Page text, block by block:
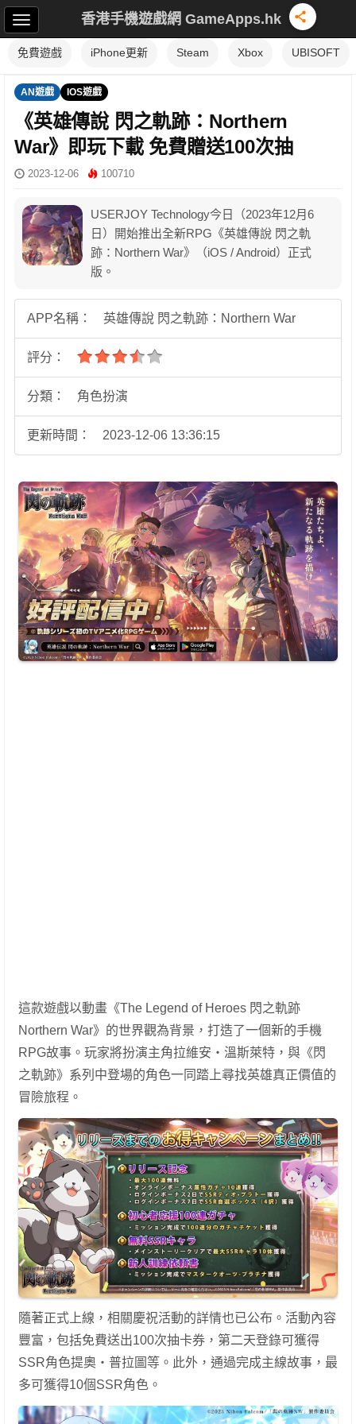
香港手機遊戲網 GameApps.hk
免費遊戲 iPhone更新 Steam Xbox UBISOFT
AN遊戲 IOS遊戲
《英雄傳說 閃之軌跡：Northern
War》即玩下載 免費贈送100次抽
2023-12-06 100710
USERJOY Technology今日（2023年12月6
日）開始推出全新RPG《英雄傳說 閃之軌
跡：Northern War》（iOS / Android）正式
版。
APP名稱： 英雄傳說 閃之軌跡：Northern War
評分：
分類： 角色扮演
更新時間： 2023-12-06 13:36:15
這款遊戲以動畫《The Legend of Heroes 閃之軌跡
Northern War》的世界觀為背景，打造了一個新的手機
RPG故事。玩家將扮演主角拉維安・溫斯萊特，與《閃
之軌跡》系列中登場的角色一同踏上尋找英雄真正價值的
冒險旅程。
隨著正式上線，相關慶祝活動的詳情也已公布。活動內容
豐富，包括免費送出100次抽卡券，第二天登錄可獲得
SSR角色提奧・普拉圖等。此外，通過完成主線故事，最
多可獲得10個SSR角色。